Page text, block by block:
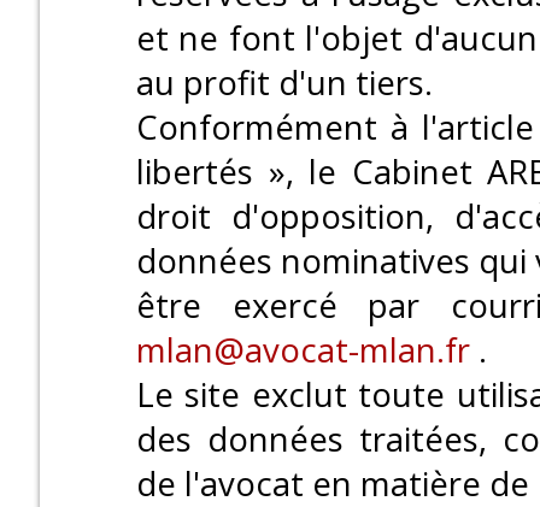
et ne font l'objet
au profit d'un tiers.
Conformément à
libertés », le Cabinet
droit d'opposition,
données nominatives
être exercé par
mlan@avocat-mlan.fr .
Le site exclut toute
des données traitées,
de l'avocat en matière